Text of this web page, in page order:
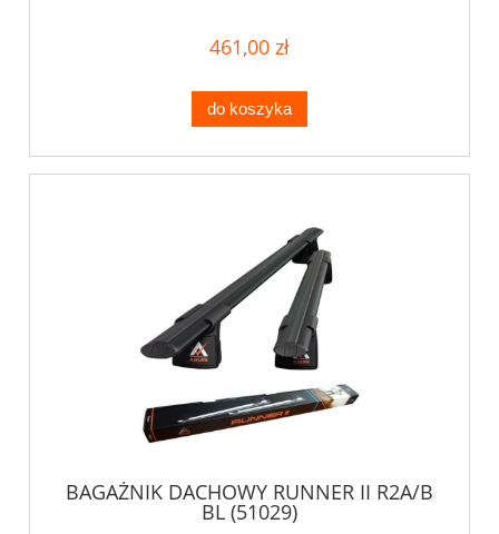
461,00 zł
do koszyka
BAGAŻNIK DACHOWY RUNNER II R2A/B
BL (51029)